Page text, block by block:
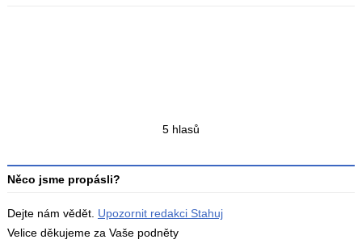
hodnocení
5 hlasů
Něco jsme propásli?
Dejte nám vědět. Upozornit redakci Stahuj
Velice děkujeme za Vaše podněty